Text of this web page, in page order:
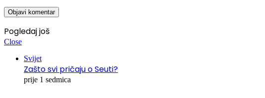
Pogledaj još
Close
Svijet
Zašto svi pričaju o Seuti?
prije 1 sedmica